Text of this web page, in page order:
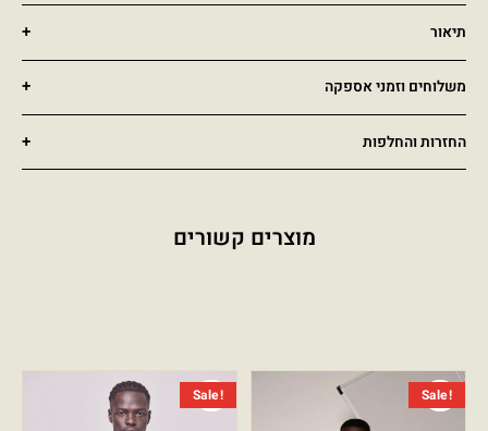
תיאור
משלוחים וזמני אספקה
החזרות והחלפות
מוצרים קשורים
Sale!
המחיר המקורי היה: ₪499.00.
המחיר הנוכחי הוא: ₪179.00.
Sale!